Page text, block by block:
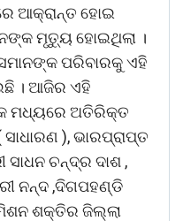
ଆକ୍ରାନ୍ତ ହୋଇ
ମୃତ୍ୟୁ ହୋଇଥିଲା ।
ପରିବାରକୁ ଏହି
। ଆଜିର ଏହି
ମଧ୍ୟରେ ଅତିରିକ୍ତ
), ଭାରପ୍ରାପ୍ତ
ଚନ୍ଦ୍ର ଦାଶ ,
ନନ୍ଦ ,ଦିଗପହଣ୍ଡି
ଶକ୍ତିର ଜିଲ୍ଲା